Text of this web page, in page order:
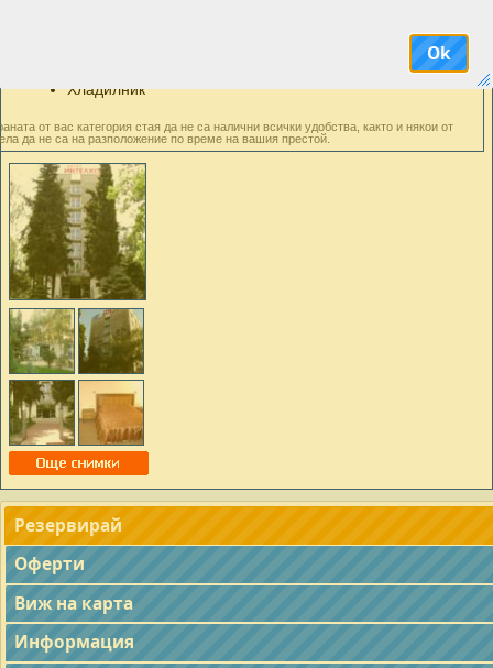
Хладилник
от вас категория стая да не са налични всички удобства, както и някои от
да не са на разположение по време на вашия престой.
Резервирай
Оферти
Виж на карта
Информация
Ok